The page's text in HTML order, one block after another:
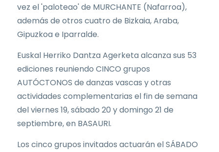
vez el 'paloteao' de MURCHANTE (Nafarroa),
además de otros cuatro de Bizkaia, Araba,
Gipuzkoa e Iparralde.
Euskal Herriko Dantza Agerketa alcanza sus 53
ediciones reuniendo CINCO grupos
AUTÓCTONOS de danzas vascas y otras
actividades complementarias el fin de semana
del viernes 19, sábado 20 y domingo 21 de
septiembre, en BASAURI.
Los cinco grupos invitados actuarán el SÁBADO